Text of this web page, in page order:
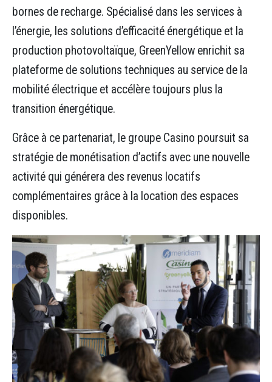
bornes de recharge. Spécialisé dans les services à
l’énergie, les solutions d’efficacité énergétique et la
production photovoltaïque, GreenYellow enrichit sa
plateforme de solutions techniques au service de la
mobilité électrique et accélère toujours plus la
transition énergétique.
Grâce à ce partenariat, le groupe Casino poursuit sa
stratégie de monétisation d’actifs avec une nouvelle
activité qui générera des revenus locatifs
complémentaires grâce à la location des espaces
disponibles.